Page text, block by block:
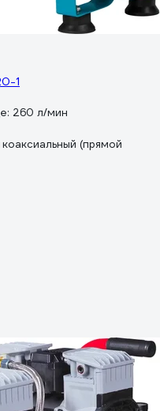
1
260 л/мин
(прямой